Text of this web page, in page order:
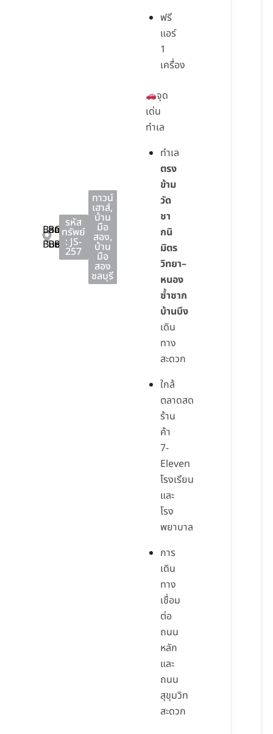
Ban
Bueng
Ban
Bueng
Chon
Buri
รหัส
ทรัพย์
: JS-
257
ทาวน์
เฮาส์,
บ้าน
มือ
สอง,
บ้าน
มือ
สอง
ชลบุรี
ฟรี
แอร์
1
เครื่อง
จุด
เด่น
ทำเล
ทำเล
ตรง
ข้าม
วัด
ชา
กนิ
มิตร
วิทยา–
หนอง
ซ้ำซาก
บ้านบึง
เดิน
ทาง
สะดวก
ใกล้
ตลาดสด
ร้าน
ค้า
7-
Eleven
โรงเรียน
และ
โรง
พยาบาล
การ
เดิน
ทาง
เชื่อม
ต่อ
ถนน
หลัก
และ
ถนน
สุขุมวิท
สะดวก